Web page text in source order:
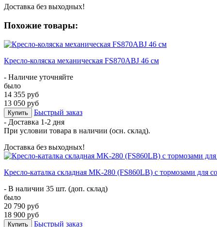
Доставка без выходных!
Похожие товары:
Кресло-коляска механическая FS870ABJ 46 см
- Наличие уточняйте
было
14 355 руб
13 050 руб
Купить
Быстрый заказ
- Доставка 1-2 дня
При условии товара в наличии (осн. склад).
Доставка без выходных!
Кресло-каталка складная MK-280 (FS860LB) с тормозами для
- В наличии 35 шт. (доп. склад)
было
20 790 руб
18 900 руб
Купить Быстрый заказ